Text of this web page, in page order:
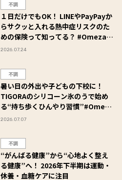
不調
１日だけでもOK！ LINEやPayPayか
らサクッと入れる熱中症リスクのた
めの保険って知ってる？ #Omezaト
ーク
2026.07.24
不調
暑い日の外出や子どもの下校に！
TIGORAのシリコーン氷のうで始め
る“持ち歩くひんやり習慣”#Omeza
トーク
2026.07.07
不調
“がんばる健康”から“心地よく整え
る健康”へ！ 2026年下半期は運動・
休養・血糖ケアに注目